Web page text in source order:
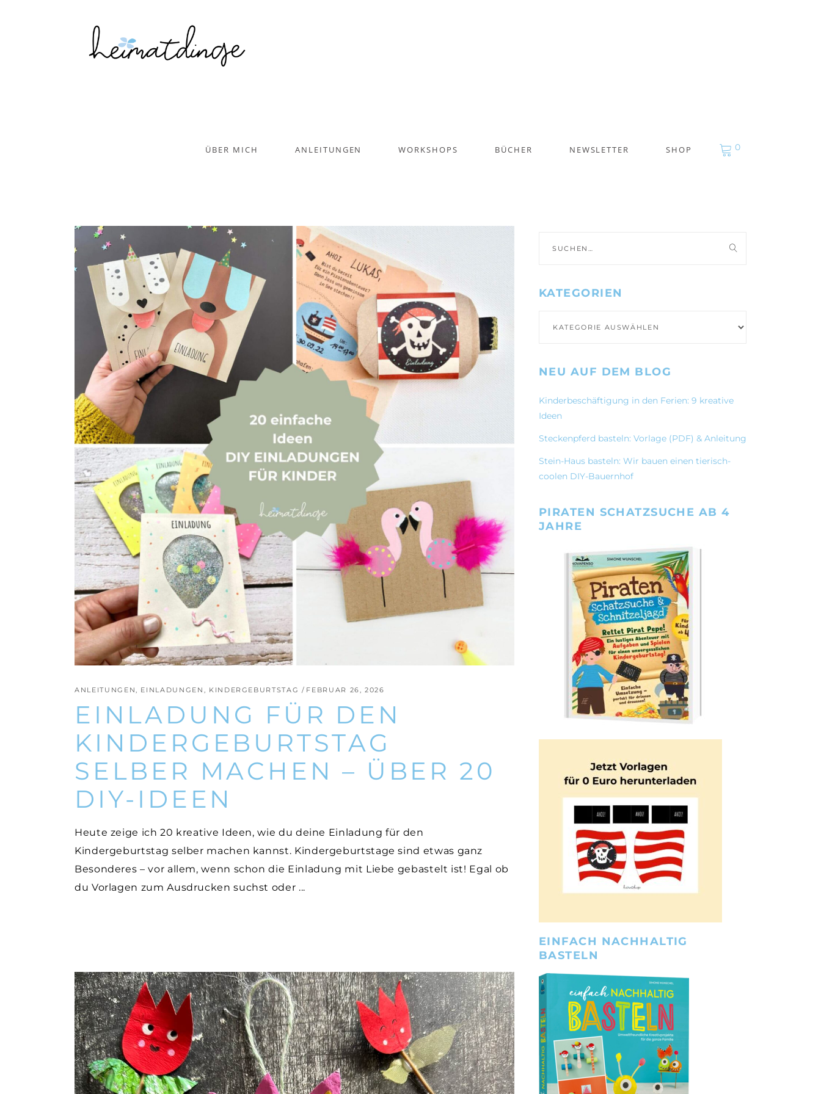
ÜBER MICH ANLEITUNGEN WORKSHOPS BÜCHER NEWSLETTER SHOP 0
ANLEITUNGEN, EINLADUNGEN , KINDERGEBURTSTAG FEBRUAR 26, 2026
EINLADUNG FÜR DEN
KINDERGEBURTSTAG
SELBER MACHEN – ÜBER 20
DIY-IDEEN
Heute zeige ich 20 kreative Ideen, wie du deine Einladung für den
Kindergeburtstag selber machen kannst. Kindergeburtstage sind etwas ganz
Besonderes – vor allem, wenn schon die Einladung mit Liebe gebastelt ist! Egal ob
du Vorlagen zum Ausdrucken suchst oder
nach:
KATEGORIEN
NEU AUF DEM BLOG
Kinderbeschäftigung in den Ferien: 9 kreative
Ideen
Steckenpferd basteln: Vorlage (PDF) & Anleitung
Stein-Haus basteln: Wir bauen einen tierisch-
coolen DIY-Bauernhof
PIRATEN SCHATZSUCHE AB 4
JAHRE
EINFACH NACHHALTIG
BASTELN